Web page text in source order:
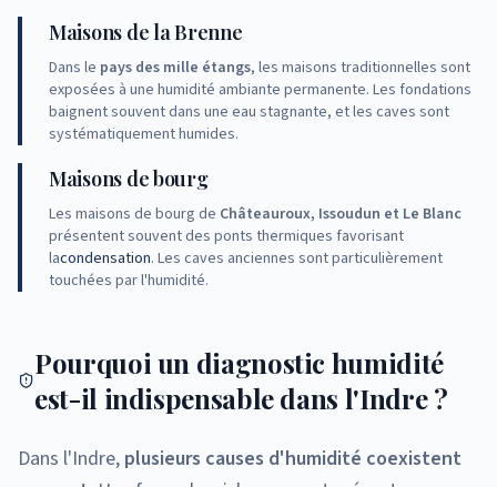
Maisons de la Brenne
Dans le pays des mille étangs, les maisons traditionnelles sont
exposées à une humidité ambiante permanente. Les fondations
baignent souvent dans une eau stagnante, et les caves sont
systématiquement humides.
Maisons de bourg
Les maisons de bourg de Châteauroux, Issoudun et Le Blanc
présentent souvent des ponts thermiques favorisant
lacondensation. Les caves anciennes sont particulièrement
touchées par l'humidité.
Pourquoi un diagnostic humidité
est-il indispensable dans l'Indre ?
Dans l'Indre, plusieurs causes d'humidité coexistent